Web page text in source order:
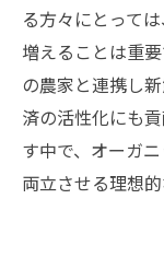
る方々にとって
増えることは重
の農家と連携し
済の活性化にも
す中で、オーガ
両立させる理想